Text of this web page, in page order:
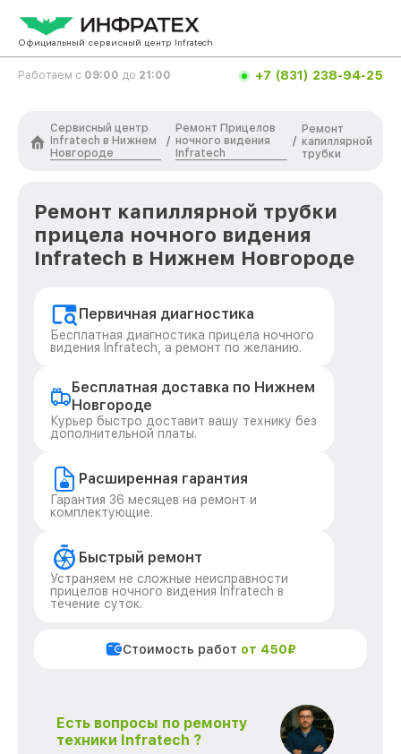
Официальный сервисный центр Infratech
Работаем с 09:00 до 21:00 +7 (831) 238-94-25
Сервисный центр
Infratech в Нижнем
Новгороде
/
Ремонт Прицелов
ночного видения
Infratech
/
Ремонт
капиллярной
трубки
Ремонт капиллярной трубки
прицела ночного видения
Infratech в Нижнем Новгороде
Первичная диагностика
Бесплатная диагностика прицела ночного
видения Infratech, а ремонт по желанию.
Бесплатная доставка по Нижнем
Новгороде
Курьер быстро доставит вашу технику без
дополнительной платы.
Расширенная гарантия
Гарантия 36 месяцев на ремонт и
комплектующие.
Быстрый ремонт
Устраняем не сложные неисправности
прицелов ночного видения Infratech в
течение суток.
Стоимость работ от 450₽
Есть вопросы по ремонту
техники Infratech ?